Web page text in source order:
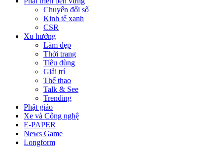
Chuyển đổi số
Kinh tế xanh
CSR
Xu hướng
Làm đẹp
Thời trang
Tiêu dùng
Giải trí
Thể thao
Talk & See
Trending
Phật giáo
Xe và Công nghệ
E-PAPER
News Game
Longform